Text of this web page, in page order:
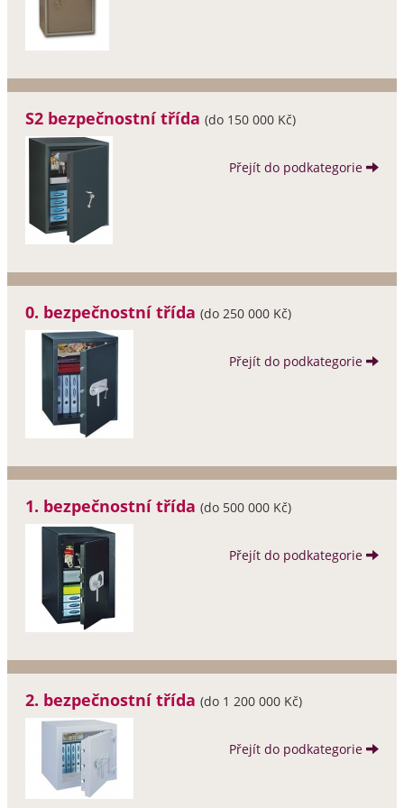
S2 bezpečnostní třída (do 150 000 Kč)
Přejít do podkategorie
0. bezpečnostní třída (do 250 000 Kč)
Přejít do podkategorie
1. bezpečnostní třída (do 500 000 Kč)
Přejít do podkategorie
2. bezpečnostní třída (do 1 200 000 Kč)
Přejít do podkategorie